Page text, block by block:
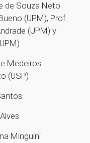
de Souza Neto
(UPM), Prof.
(UPM) y
Medeiros
(USP)
Minguini